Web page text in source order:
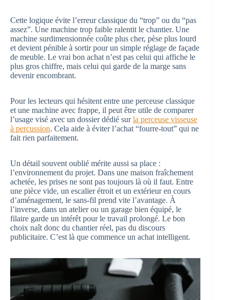
Cette logique évite l’erreur classique du “trop” ou du “pas
assez”. Une machine trop faible ralentit le chantier. Une
machine surdimensionnée coûte plus cher, pèse plus lourd
et devient pénible à sortir pour un simple réglage de façade
de meuble. Le vrai bon achat n’est pas celui qui affiche le
plus gros chiffre, mais celui qui garde de la marge sans
devenir encombrant.
Pour les lecteurs qui hésitent entre une perceuse classique
et une machine avec frappe, il peut être utile de comparer
l’usage visé avec un dossier dédié surla perceuse visseuse
à percussion. Cela aide à éviter l’achat “fourre-tout” qui ne
fait rien parfaitement.
Un détail souvent oublié mérite aussi sa place :
l’environnement du projet. Dans une maison fraîchement
achetée, les prises ne sont pas toujours là où il faut. Entre
une pièce vide, un escalier étroit et un extérieur en cours
d’aménagement, le sans-fil prend vite l’avantage. À
l’inverse, dans un atelier ou un garage bien équipé, le
filaire garde un intérêt pour le travail prolongé. Le bon
choix naît donc du chantier réel, pas du discours
publicitaire. C’est là que commence un achat intelligent.